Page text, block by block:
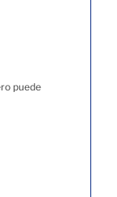
puede